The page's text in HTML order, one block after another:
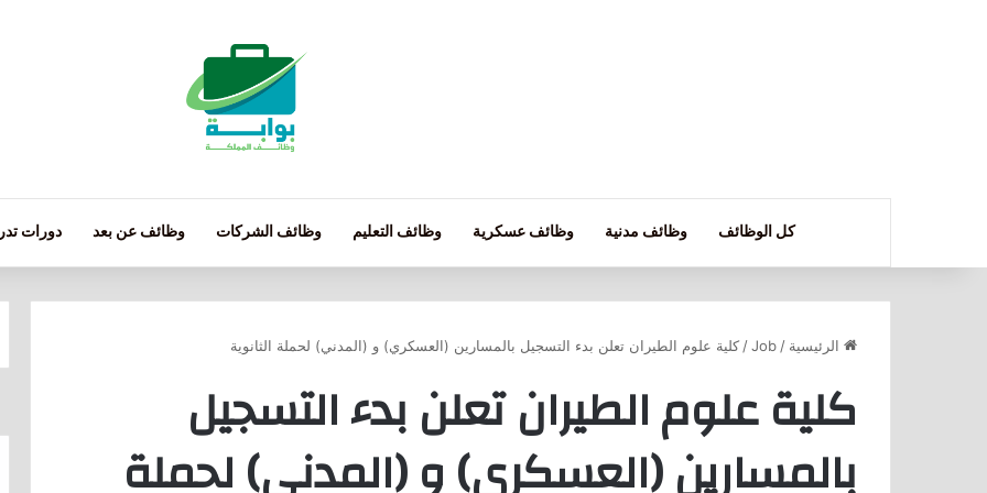
كل الوظائف وظائف مدنية وظائف عسكرية وظائف التعليم وظائف الشركات وظائف عن بعد دورات
الرئيسية /
Job
/ كلية علوم الطيران تعلن بدء التسجيل بالمسارين (العسكري) و (المدني) لحملة الثانوية
كلية علوم الطيران تعلن بدء التسجيل
بالمسارين (العسكري) و (المدني) لحملة